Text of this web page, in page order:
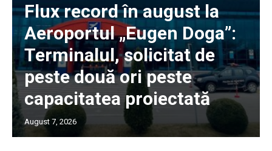
Flux record în august la
Aeroportul „Eugen Doga”:
Terminalul, solicitat de
peste două ori peste
capacitatea proiectată
August 7, 2026